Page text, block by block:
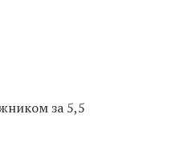
за 5,5